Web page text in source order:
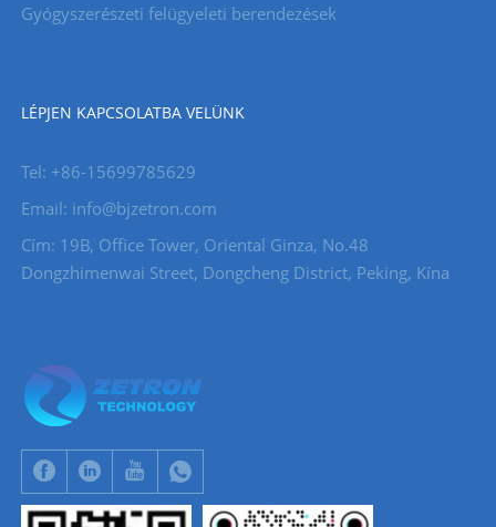
Gyógyszerészeti felügyeleti berendezések
LÉPJEN KAPCSOLATBA VELÜNK
Tel: +86-15699785629
Email: info@bjzetron.com
Cím: 19B, Office Tower, Oriental Ginza, No.48
Dongzhimenwai Street, Dongcheng District, Peking, Kína